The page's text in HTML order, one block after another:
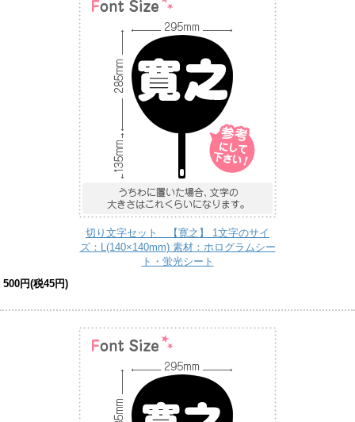
切り文字セット 【寛之】 1文字のサイ
ズ：L(140×140mm) 素材：ホログラムシー
ト・蛍光シート
500円(税45円)